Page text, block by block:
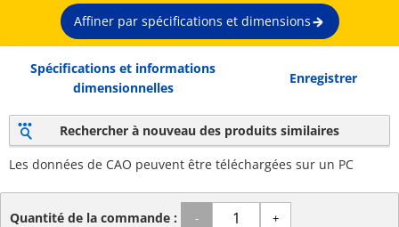
Affiner par spécifications et dimensions
Spécifications et informations
dimensionnelles
Enregistrer
Rechercher à nouveau des produits similaires
Les données de CAO peuvent être téléchargées sur un PC
Quantité de la commande : - +